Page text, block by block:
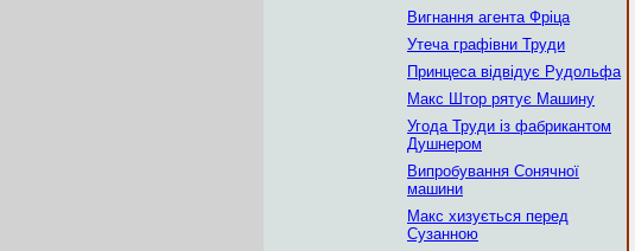
Вигнання агента Фріца
Утеча графівни Труди
Принцеса відвідує Рудольфа
Макс Штор рятує Машину
Угода Труди із фабрикантом
Душнером
Випробування Сонячної
машини
Макс хизується перед
Сузанною